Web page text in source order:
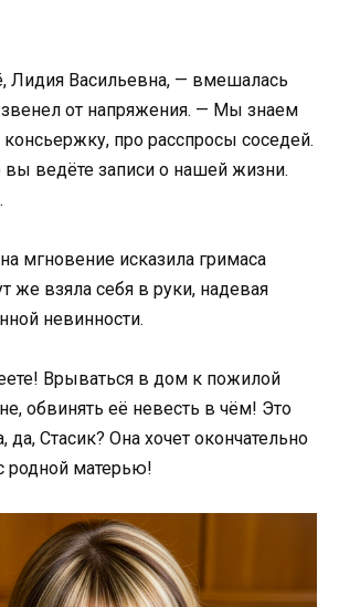
Лидия Васильевна, — вмешалась
звенел от напряжения. — Мы знаем
про расспросы соседей.
ведёте записи о нашей жизни.
мгновение исказила гримаса
же взяла себя в руки, надевая
невинности.
Врываться в дом к пожилой
обвинять её невесть в чём! Это
да, Стасик? Она хочет окончательно
родной матерью!